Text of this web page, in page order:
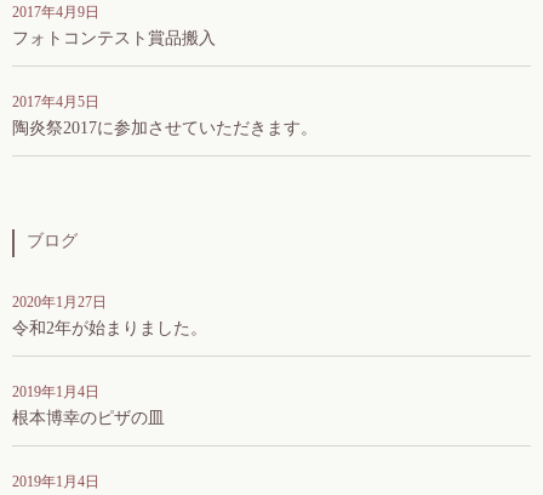
2017年4月9日
フォトコンテスト賞品搬入
2017年4月5日
陶炎祭2017に参加させていただきます。
ブログ
2020年1月27日
令和2年が始まりました。
2019年1月4日
根本博幸のピザの皿
2019年1月4日